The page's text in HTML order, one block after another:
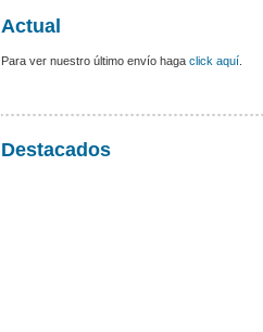
Actual
Para ver nuestro último envío haga click aquí
Destacados